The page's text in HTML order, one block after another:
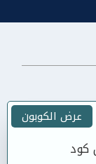
كود
عرض الكوبون